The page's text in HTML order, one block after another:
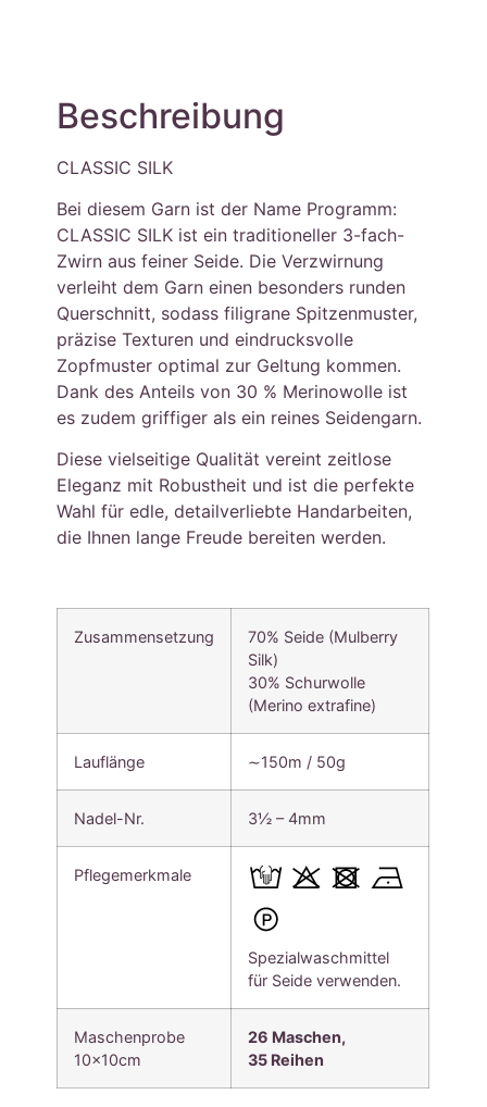
Beschreibung
CLASSIC SILK
Bei diesem Garn ist der Name Programm:
CLASSIC SILK ist ein traditioneller 3-fach-
Zwirn aus feiner Seide. Die Verzwirnung
verleiht dem Garn einen besonders runden
Querschnitt, sodass filigrane Spitzenmuster,
präzise Texturen und eindrucksvolle
Zopfmuster optimal zur Geltung kommen.
Dank des Anteils von 30 % Merinowolle ist
es zudem griffiger als ein reines Seidengarn.
Diese vielseitige Qualität vereint zeitlose
Eleganz mit Robustheit und ist die perfekte
Wahl für edle, detailverliebte Handarbeiten,
die Ihnen lange Freude bereiten werden.
Zusammensetzung
70% Seide (Mulberry
Silk)
30% Schurwolle
(Merino extrafine)
Lauflänge ∼150m / 50g
Nadel-Nr. 3½ – 4mm
Pflegemerkmale
Spezialwaschmittel
für Seide verwenden.
Maschenprobe
10x10cm
26 Maschen,
35 Reihen